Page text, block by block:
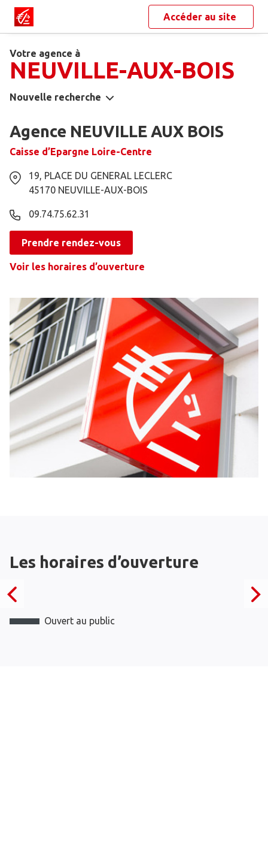
Accéder au site
Votre agence à
NEUVILLE-AUX-BOIS
Nouvelle recherche
Agence NEUVILLE AUX BOIS
Caisse d’Epargne Loire-Centre
19, PLACE DU GENERAL LECLERC
45170 NEUVILLE-AUX-BOIS
09.74.75.62.31
Prendre rendez-vous
Voir les horaires d’ouverture
Les horaires d’ouverture
Ouvert au public